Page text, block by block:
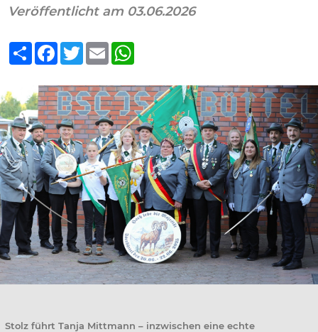
Veröffentlicht am 03.06.2026
TeilenFacebook
Twitter
EmailWhatsApp
Stolz führt Tanja Mittmann – inzwischen eine echte